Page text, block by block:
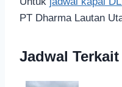
PT Dharma Lautan
Jadwal Terkait